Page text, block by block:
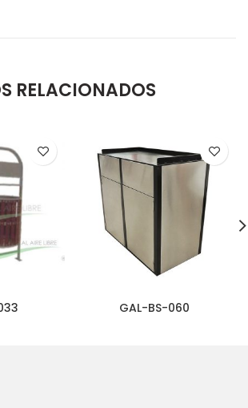
RELACIONADOS
GAL-BS-060